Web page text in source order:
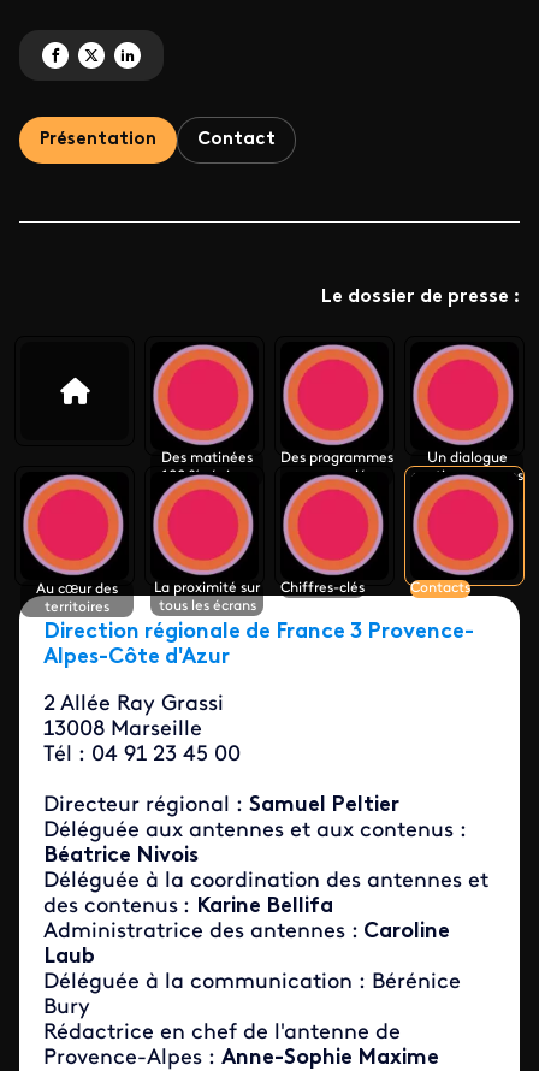
Partagez 'Contacts' sur Facebook
Partagez 'Contacts' sur X
Partagez 'Contacts' sur LinkedIn
Présentation Contact
Le dossier de presse :
Des matinées
100 % régions
Des programmes
renouvelés
Un dialogue
continu avec nos
publics
Au cœur des
territoires
La proximité sur
tous les écrans
Chiffres-clés Contacts
Direction régionale de France 3 Provence-
Alpes-Côte d'Azur
2 Allée Ray Grassi
13008 Marseille
Tél : 04 91 23 45 00
Directeur régional : Samuel Peltier
Déléguée aux antennes et aux contenus :
Béatrice Nivois
Déléguée à la coordination des antennes et
des contenus : Karine Bellifa
Administratrice des antennes : Caroline
Laub
Déléguée à la communication : Bérénice
Bury
Rédactrice en chef de l'antenne de
Provence-Alpes : Anne-Sophie Maxime